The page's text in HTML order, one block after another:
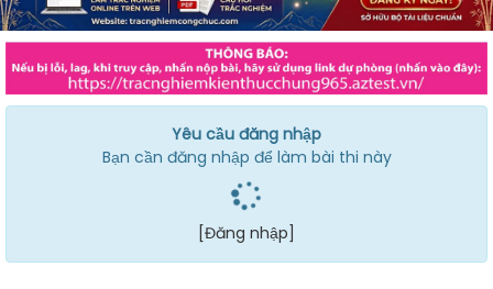
Yêu cầu đăng nhập
Bạn cần đăng nhập để làm bài thi này
[Đăng nhập]